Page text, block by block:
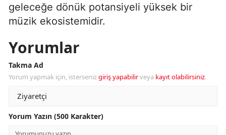
geleceğe dönük potansiyeli yüksek bir
müzik ekosistemidir.
Yorumlar
Takma Ad
Yorum yapmak için, istersenizgiriş yapabilirveya kayıt olabilirsiniz.
Yorum Yazın (500 Karakter)